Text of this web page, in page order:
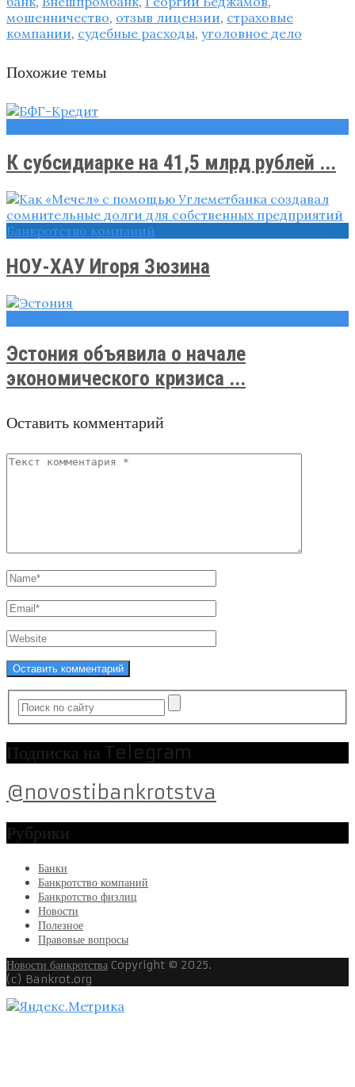
мошенничество, отзыв лицензии, страховые
компании, судебные расходы, уголовное дело
Похожие темы
К субсидиарке на 41,5 млрд рублей ...
Банкротство компаний
НОУ-ХАУ Игоря Зюзина
Эстония объявила о начале
экономического кризиса ...
Оставить комментарий
Подписка на Telegram
@novostibankrotstva
Рубрики
Банки
Банкротство компаний
Банкротство физлиц
Новости
Полезное
Правовые вопросы
Новости банкротства Copyright © 2025.
(c) Bankrot.org